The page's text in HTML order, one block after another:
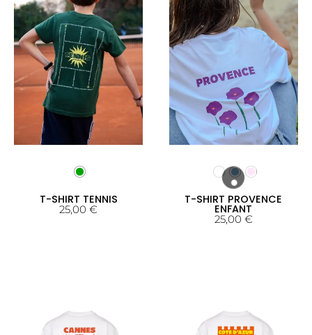
T-SHIRT TENNIS
25,00€
T-SHIRT PROVENCE
ENFANT
25,00 €